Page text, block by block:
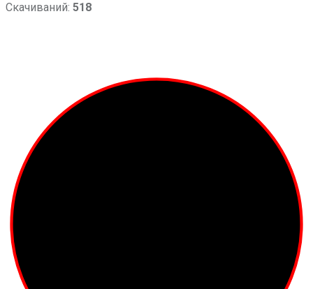
Скачиваний: 518